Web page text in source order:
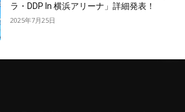
ラ・DDP In 横浜アリーナ」詳細発表！
2025年7月25日